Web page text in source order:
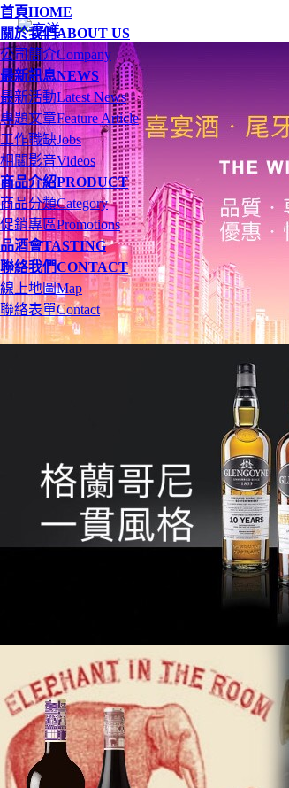
首頁HOME
關於我們ABOUT US
公司簡介Company
最新訊息NEWS
最新活動Latest News
專題文章Feature Article
工作職缺Jobs
相關影音Videos
商品介紹PRODUCT
商品分類Category
促銷專區Promotions
品酒會TASTING
聯絡我們CONTACT
線上地圖Map
聯絡表單Contact